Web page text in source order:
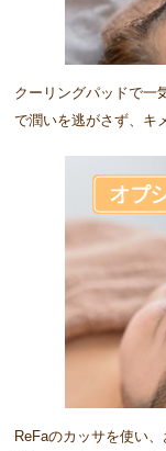
クーリングパッドで一
で潤いを逃がさず、キ
ReFaのカッサを使い